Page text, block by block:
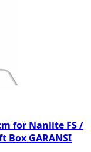
for Nanlite FS /
Box GARANSI